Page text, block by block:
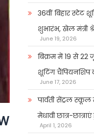
36वीं बिहार स्टेट
शुभारंभ, खेल मंत्री
June 19, 2026
बिक्रम में 19 से 22
शूटिंग
June 17, 2026
पार्वती सेंट्रल स्कूल
मेधावी छात्र-
April 1, 2026